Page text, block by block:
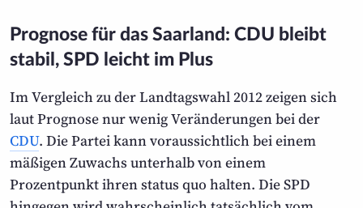
Prognose für das Saarland: CDU bleibt
stabil, SPD leicht im Plus
Im Vergleich zu der Landtagswahl 2012 zeigen sich
laut Prognose nur wenig Veränderungen bei der
CDU. Die Partei kann voraussichtlich bei einem
mäßigen Zuwachs unterhalb von einem
Prozentpunkt ihrenstatus quo halten. Die SPD